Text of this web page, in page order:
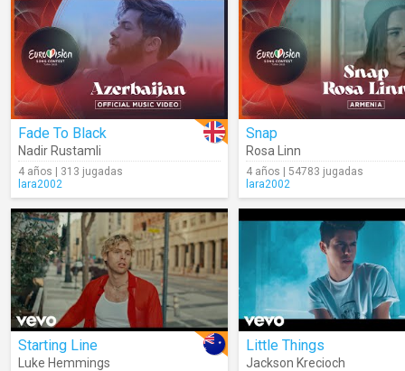
Fade To Black
Nadir Rustamli
4 años | 313 jugadas
lara2002
Snap
Rosa Linn
4 años | 54783 jugadas
lara2002
Starting Line
Luke Hemmings
Little Things
Jackson Krecioch